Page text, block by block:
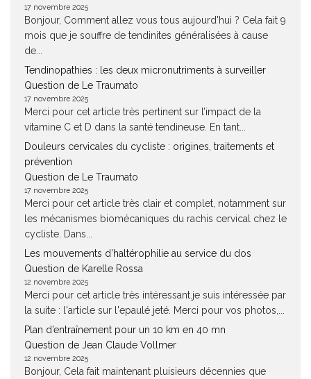
17 novembre 2025
Bonjour, Comment allez vous tous aujourd'hui ? Cela fait 9
mois que je souffre de tendinites généralisées à cause
de...
Tendinopathies : les deux micronutriments à surveiller
Question de Le Traumato
17 novembre 2025
Merci pour cet article très pertinent sur l’impact de la
vitamine C et D dans la santé tendineuse. En tant...
Douleurs cervicales du cycliste : origines, traitements et
prévention
Question de Le Traumato
17 novembre 2025
Merci pour cet article très clair et complet, notamment sur
les mécanismes biomécaniques du rachis cervical chez le
cycliste. Dans...
Les mouvements d’haltérophilie au service du dos
Question de Karelle Rossa
12 novembre 2025
Merci pour cet article très intéressant.je suis intéressée par
la suite : l'article sur l'epaulé jeté. Merci pour vos photos,...
Plan d’entraînement pour un 10 km en 40 mn
Question de Jean Claude Vollmer
12 novembre 2025
Bonjour, Cela fait maintenant pluisieurs décennies que